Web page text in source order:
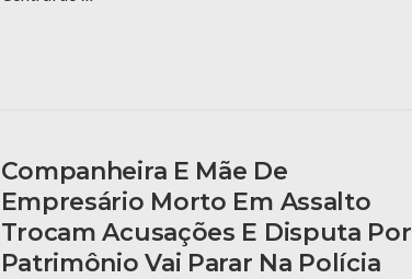
Companheira E Mãe De
Empresário Morto Em Assalto
Trocam Acusações E Disputa Por
Patrimônio Vai Parar Na Polícia